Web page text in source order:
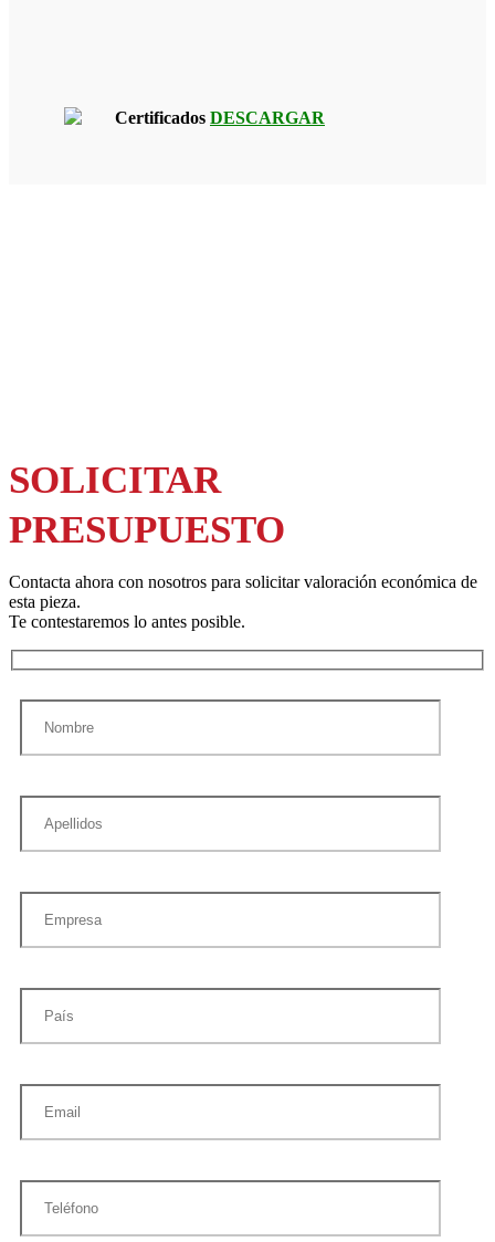
Certificados DESCARGAR
SOLICITAR
PRESUPUESTO
Contacta ahora con nosotros para solicitar valoración económica de
esta pieza.
Te contestaremos lo antes posible.